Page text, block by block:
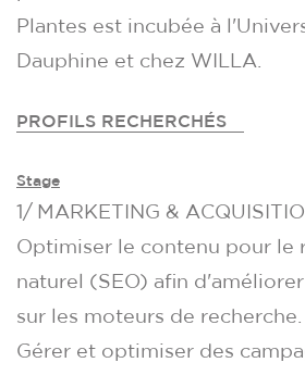
Plantes est incubée à
Dauphine et chez WILLA.
PROFILS RECHERCHÉS
Stage
1/ MARKETING &
Optimiser le contenu pour le
naturel (SEO) afin
sur les moteurs de recherche.
Gérer et optimiser des